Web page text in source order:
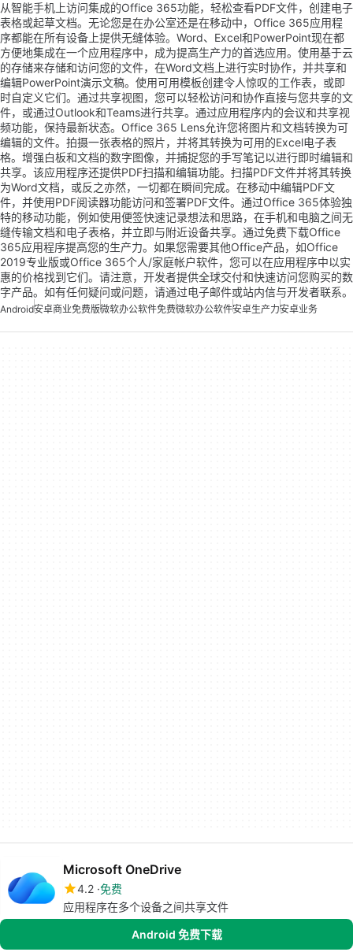
从智能手机上访问集成的Office 365功能，轻松查看PDF文件，创建电子
表格或起草文档。无论您是在办公室还是在移动中，Office 365应用程
序都能在所有设备上提供无缝体验。Word、Excel和PowerPoint现在都
方便地集成在一个应用程序中，成为提高生产力的首选应用。使用基于云
的存储来存储和访问您的文件，在Word文档上进行实时协作，并共享和
编辑PowerPoint演示文稿。使用可用模板创建令人惊叹的工作表，或即
时自定义它们。通过共享视图，您可以轻松访问和协作直接与您共享的文
件，或通过Outlook和Teams进行共享。通过应用程序内的会议和共享视
频功能，保持最新状态。Office 365 Lens允许您将图片和文档转换为可
编辑的文件。拍摄一张表格的照片，并将其转换为可用的Excel电子表
格。增强白板和文档的数字图像，并捕捉您的手写笔记以进行即时编辑和
共享。该应用程序还提供PDF扫描和编辑功能。扫描PDF文件并将其转换
为Word文档，或反之亦然，一切都在瞬间完成。在移动中编辑PDF文
件，并使用PDF阅读器功能访问和签署PDF文件。通过Office 365体验独
特的移动功能，例如使用便签快速记录想法和思路，在手机和电脑之间无
缝传输文档和电子表格，并立即与附近设备共享。通过免费下载Office
365应用程序提高您的生产力。如果您需要其他Office产品，如Office
2019专业版或Office 365个人/家庭帐户软件，您可以在应用程序中以实
惠的价格找到它们。请注意，开发者提供全球交付和快速访问您购买的数
字产品。如有任何疑问或问题，请通过电子邮件或站内信与开发者联系。
Android安卓商业免费版微软办公软件免费微软办公软件安卓生产力安卓业务
Microsoft OneDrive
4.2 免费
应用程序在多个设备之间共享文件
Android 免费下载